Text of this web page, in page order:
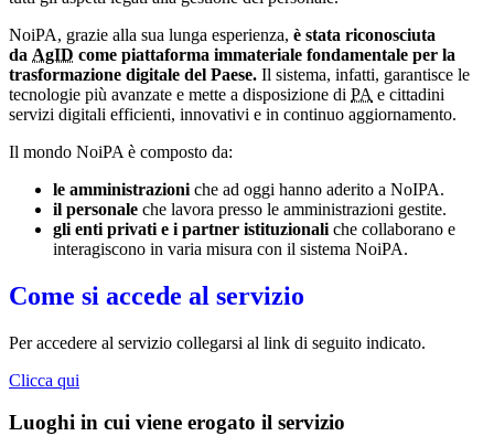
NoiPA, grazie alla sua lunga esperienza, è stata riconosciuta
da AgID come piattaforma immateriale fondamentale per la
trasformazione digitale del Paese. Il sistema, infatti, garantisce le
tecnologie più avanzate e mette a disposizione di PA e cittadini
servizi digitali efficienti, innovativi e in continuo aggiornamento.
Il mondo NoiPA è composto da:
le amministrazioni che ad oggi hanno aderito a NoIPA.
il personale che lavora presso le amministrazioni gestite.
gli enti privati e i partner istituzionali che collaborano e
interagiscono in varia misura con il sistema NoiPA.
Come si accede al servizio
Per accedere al servizio collegarsi al link di seguito indicato.
Clicca qui
Luoghi in cui viene erogato il servizio